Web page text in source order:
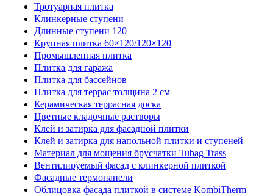
Тротуарная плитка
Клинкерные ступени
Длинные ступени 120
Крупная плитка 60×120/120×120
Промышленная плитка
Плитка для гаража
Плитка для бассейнов
Плитка для террас толщина 2 см
Керамическая террасная доска
Цветные кладочные растворы
Клей и затирка для фасадной плитки
Клей и затирка для напольной плитки и ступеней
Материал для мощения брусчатки Tubag Trass
Вентилируемый фасад с клинкерной плиткой
Фасадные термопанели
Облицовка фасада плиткой в системе KombiTherm